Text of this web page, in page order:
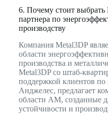
6. Почему стоит выбрать
партнера по
производству
Компания Metal3DP
области
производства и
Metal3DP со штаб-
поддержкой клиентов
Анджелес, предлагает
области AM, созданные
устойчивости и